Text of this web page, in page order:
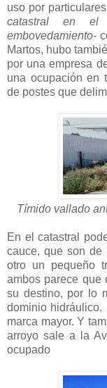
uso por
catastral en
embovedamiento-
Martos, hubo
por una empresa
una ocupación en
de postes que
Tímido vallado
En el catastral
cauce, que son de
otro un pequeño
ambos parece que
su destino, por lo
dominio
marca mayor. Y
arroyo sale a la
ocupado